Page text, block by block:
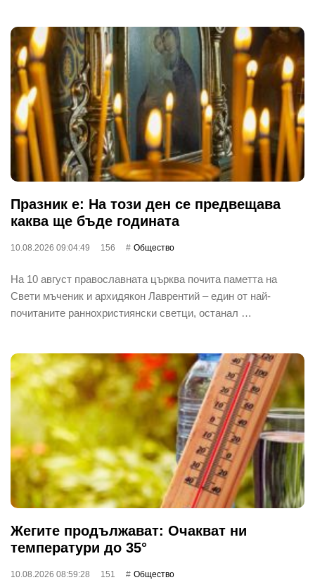
Празник е: На този ден се предвещава
каква ще бъде годината
10.08.2026 09:04:49 156 Общество
На 10 август православната църква почита паметта на
Свети мъченик и архидякон Лаврентий – един от най-
почитаните раннохристиянски светци, останал …
Жегите продължават: Очакват ни
температури до 35°
10.08.2026 08:59:28 151 Общество